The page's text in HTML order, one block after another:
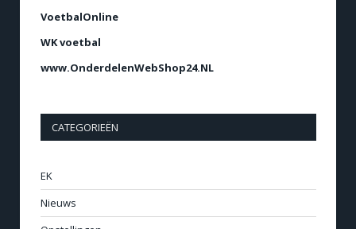
VoetbalOnline
WK voetbal
www.OnderdelenWebShop24.NL
CATEGORIEËN
EK
Nieuws